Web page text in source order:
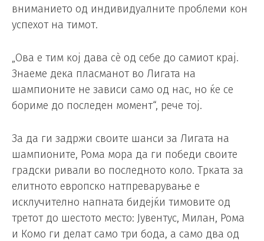
вниманието од индивидуалните проблеми кон
успехот на тимот.
„Ова е тим кој дава сè од себе до самиот крај.
Знаеме дека пласманот во Лигата на
шампионите не зависи само од нас, но ќе се
бориме до последен момент“, рече тој.
За да ги задржи своите шанси за Лигата на
шампионите, Рома мора да ги победи своите
градски ривали во последното коло. Трката за
елитното европско натпреварување е
исклучително напната бидејќи тимовите од
третот до шестото место: Јувентус, Милан, Рома
и Комо ги делат само три бода, а само два од